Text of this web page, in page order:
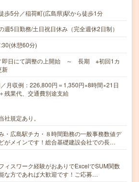
歩5分／稲荷町(広島県)駅から徒歩1分
週5日勤務/土日祝日休み（完全週休2日制）
休憩60分)
即日にて調整の上開始 ～ 長期 ※初回1カ
新
月収例：226,800円＝1,350円×8時間×21日
残業代、交通費別途支給
社規定あり。
・広島駅チカ・８時間勤務の一般事務数値デ
がメインです！総合基礎建設会社での長…
ィスワーク経験がおありでExcelでSUM関数
な方であれば大歓迎です！ご応募…